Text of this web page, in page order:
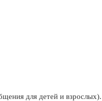
для детей и взрослых).